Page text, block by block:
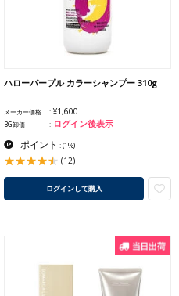
ハローパープル カラーシャンプー 310g
メーカー価格 ¥1,600
BG卸価 ログイン後表示
ポイント :(1%)
(12)
ログインして購入